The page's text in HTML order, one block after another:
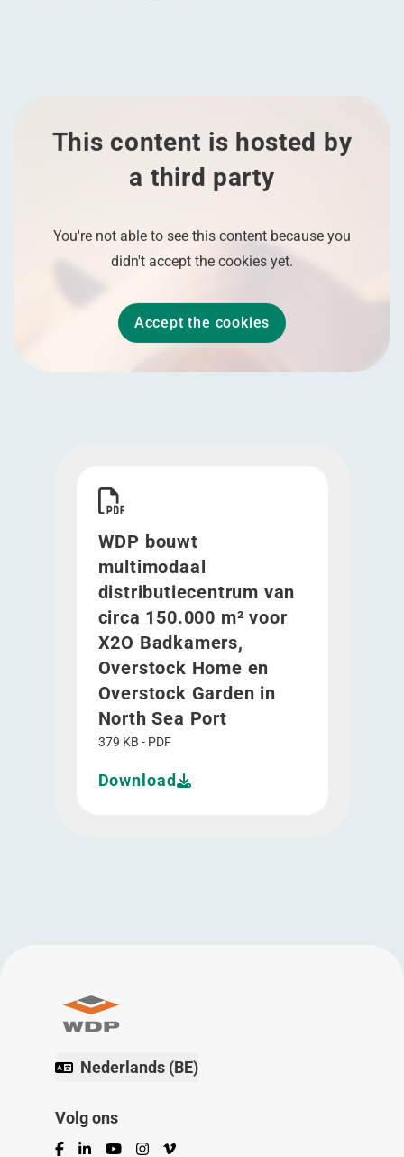
This content is hosted by
a third party
You're not able to see this content because you
didn't accept the cookies yet.
Accept the cookies
WDP bouwt
multimodaal
distributiecentrum van
circa 150.000 m² voor
X2O Badkamers,
Overstock Home en
Overstock Garden in
North Sea Port
379 KB - PDF
Download
Nederlands (BE)
Volg ons
Facebook
LinkedInYouTubeInstagram
Vimeo